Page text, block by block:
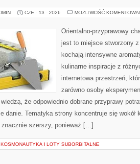
CZE - 13 - 2026 MOŻLIWOŚĆ
Orientalno-przyprawowy
jest to miejsce stworzony
kochają intensywne
kulinarne inspiracje z
internetowa przestrzeń,
zarówno osoby
że odpowiednio dobrane przyprawy
danie. Tematyka strony koncentruje się wokół
znacznie szerszy, ponieważ […]
KOSMONAUTYKA I LOTY SUBORBITALNE